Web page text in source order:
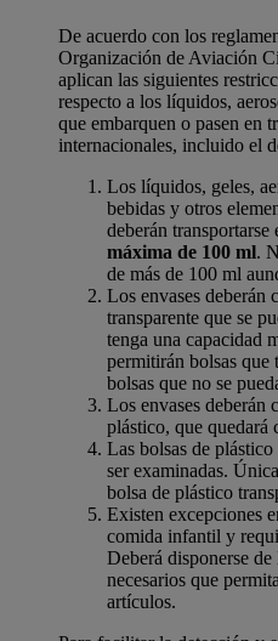
De acuerdo con los
Organización de Aviación
aplican las siguientes
respecto a los líquidos,
que embarquen o pasen en
internacionales, incluido el
Los líquidos, geles,
bebidas y otros
deberán transportarse
máxima de 100 ml.
de más de 100 ml
Los envases deberán
transparente que se
tenga una capacidad
permitirán bolsas que
bolsas que no se
Los envases deberán
plástico, que quedará
Las bolsas de plástico
ser examinadas.
bolsa de plástico
Existen excepciones
comida infantil y
Deberá disponerse
necesarios que
artículos.